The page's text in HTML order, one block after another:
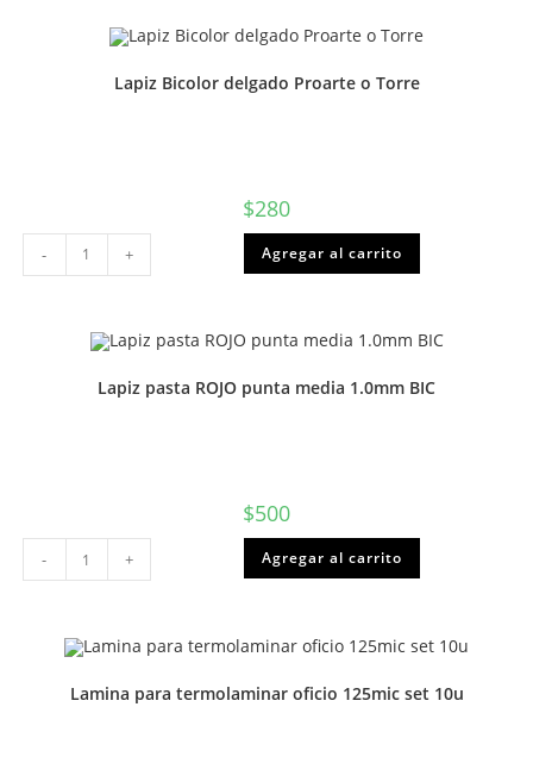
azul
cantidad
Lapiz Bicolor delgado Proarte o Torre
$280
Lapiz
Bicolor
delgado
cantidad
- + Agregar al carrito
Lapiz pasta ROJO punta media 1.0mm BIC
$500
Lapiz
pasta
ROJO
BIC
cantidad
- + Agregar al carrito
Lamina para termolaminar oficio 125mic set 10u